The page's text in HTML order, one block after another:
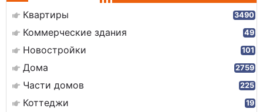
Квартиры 3490
Коммерческие здания 49
Новостройки 101
Дома 2759
Части домов 225
Коттеджи 19